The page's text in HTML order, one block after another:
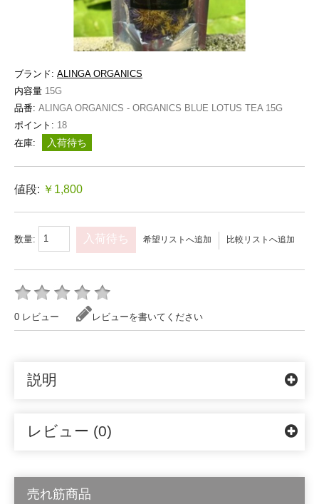
ブランド: ALINGA ORGANICS
内容量 15G
品番: ALINGA ORGANICS - ORGANICS BLUE LOTUS TEA 15G
ポイント: 18
在庫:
入荷待ち
値段: ￥1,800
数量: 入荷待ち 希望リストへ追加 比較リストへ追加
0 レビュー レビューを書いてください
説明
レビュー (0)
売れ筋商品